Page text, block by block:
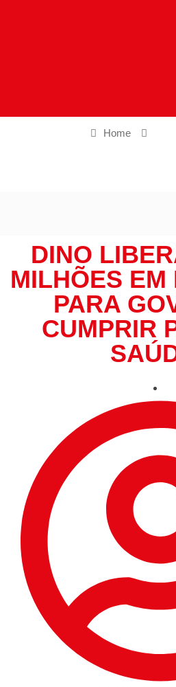
Home
DINO
MILHÕES EM
PARA
CUMPRIR